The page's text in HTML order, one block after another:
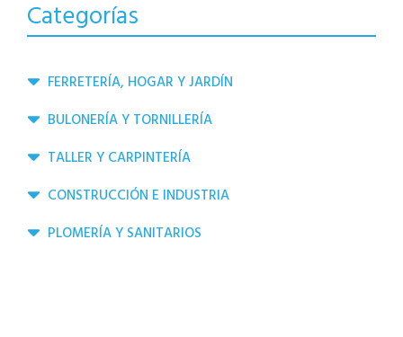
Categorías
FERRETERÍA, HOGAR Y JARDÍN
BULONERÍA Y TORNILLERÍA
TALLER Y CARPINTERÍA
CONSTRUCCIÓN E INDUSTRIA
PLOMERÍA Y SANITARIOS